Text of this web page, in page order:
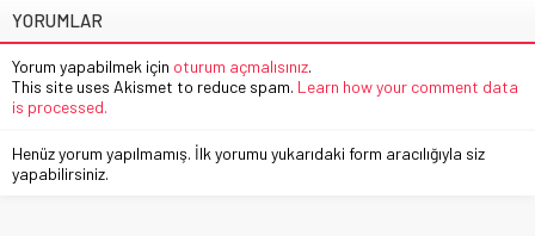
YORUMLAR
Yorum yapabilmek için oturum açmalısınız.
This site uses Akismet to reduce spam. Learn how your comment data
is processed.
Henüz yorum yapılmamış. İlk yorumu yukarıdaki form aracılığıyla siz
yapabilirsiniz.